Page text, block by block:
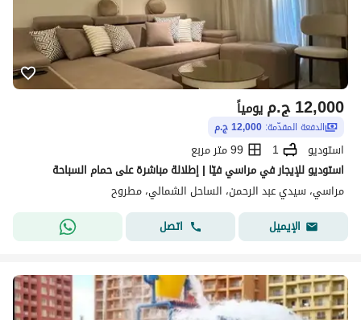
ج.م12,000 يومياً
الدفعة المقدّمة: 12,000 ج.م
استوديو 1
99 متر مربع
استوديو للإيجار في مراسي فيّا | إطلالة مباشرة على حمام السباحة
مراسي، سيدي عبد الرحمن، الساحل الشمالي، مطروح
الإيميل
اتصل